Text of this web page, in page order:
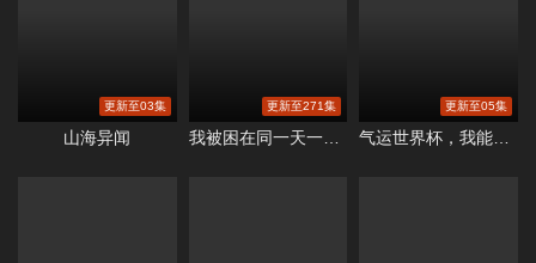
山海异闻
更新至03集
我被困在同一天一千年
更新至271集 更新至05集